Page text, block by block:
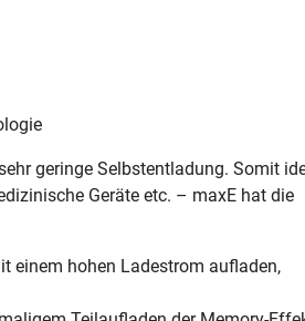
geringe Selbstentladung. Somit
Geräte etc. – maxE hat die
einem hohen Ladestrom aufladen,